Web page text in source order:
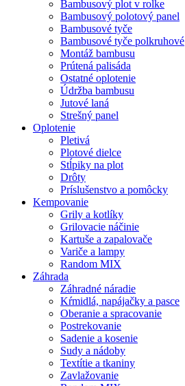
Bambusový plot v rolke
Bambusový polotový panel
Bambusové tyče
Bambusové tyče polkruhové
Montáž bambusu
Prútená palisáda
Ostatné oplotenie
Údržba bambusu
Jutové laná
Strešný panel
Oplotenie
Pletivá
Plotové dielce
Stĺpiky na plot
Drôty
Príslušenstvo a pomôcky
Kempovanie
Grily a kotlíky
Grilovacie náčinie
Kartuše a zapalovače
Variče a lampy
Random MIX
Záhrada
Záhradné náradie
Kŕmidlá, napájačky a pasce
Oberanie a spracovanie
Postrekovanie
Sadenie a kosenie
Sudy a nádoby
Textítie a tkaniny
Zavlažovanie